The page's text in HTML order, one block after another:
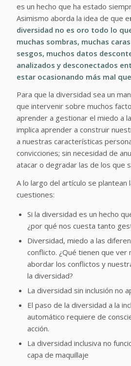
es un hecho que ha estado
Asimismo aborda la idea de que e
diversidad no es oro todo lo
muchas sombras, muchas
sesgos, muchos datos
analizados y desconectados
estar ocasionando más mal
Para que la diversidad sea un
que intervenir sobre muchos
aprender a gestionar el miedo a
implica aprender a construir
a nuestras características
convicciones; sin necesidad de
atacar o degradar las de los que
A lo largo del artículo se plantean
cuestiones:
Si la diversidad es un hecho
¿por qué nos cuesta tanto
Diversidad, miedo a las
conflicto. ¿Qué tienen que ver
abordar los conflictos y
la diversidad?
La diversidad sin inclusión no
El paso de la diversidad a la
automático requiere de
acción.
La diversidad inclusiva no
capa de maquillaje